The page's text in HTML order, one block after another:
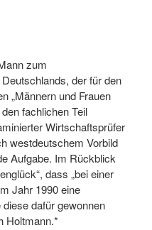
zum
der für den
„Männern und Frauen
fachlichen Teil
Wirtschaftsprüfer
westdeutschem Vorbild
Aufgabe. Im Rückblick
dass „bei einer
Jahr 1990 eine
dafür gewonnen
Holtmann.*